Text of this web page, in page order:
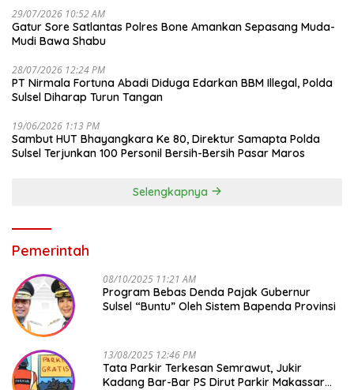
29/07/2026 10:52 AM
Gatur Sore Satlantas Polres Bone Amankan Sepasang Muda-
Mudi Bawa Shabu
28/07/2026 12:24 PM
PT Nirmala Fortuna Abadi Diduga Edarkan BBM Illegal, Polda
Sulsel Diharap Turun Tangan
19/06/2026 1:13 PM
Sambut HUT Bhayangkara Ke 80, Direktur Samapta Polda
Sulsel Terjunkan 100 Personil Bersih-Bersih Pasar Maros
Selengkapnya
Pemerintah
08/10/2025 11:21 AM
Program Bebas Denda Pajak Gubernur
Sulsel “Buntu” Oleh Sistem Bapenda Provinsi
13/08/2025 12:46 PM
Tata Parkir Terkesan Semrawut, Jukir
Kadang Bar-Bar PS Dirut Parkir Makassar